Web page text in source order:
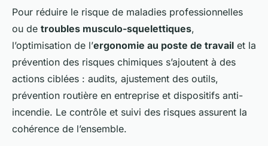
Pour réduire le risque de maladies professionnelles
ou de troubles musculo-squelettiques,
l’optimisation de l’ergonomie au poste de travail et la
prévention des risques chimiques s’ajoutent à des
actions ciblées : audits, ajustement des outils,
prévention routière en entreprise et dispositifs anti-
incendie. Le contrôle et suivi des risques assurent la
cohérence de l’ensemble.